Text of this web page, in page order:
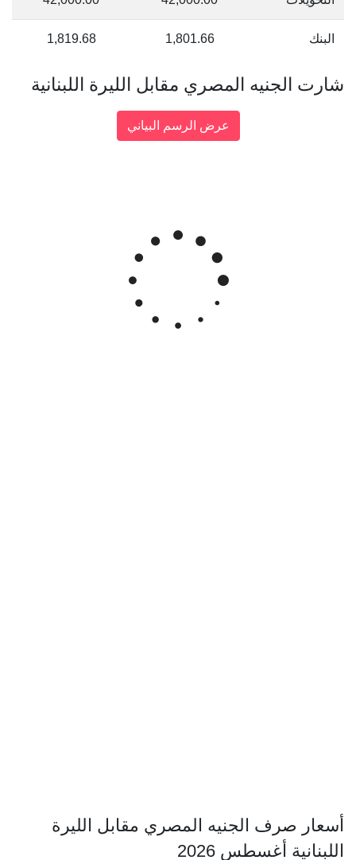
البنك 1,801.66
1,819.68
شارت الجنيه المصري مقابل الليرة اللبنانية
أسعار صرف الجنيه المصري مقابل الليرة
اللبنانية أغسطس 2026